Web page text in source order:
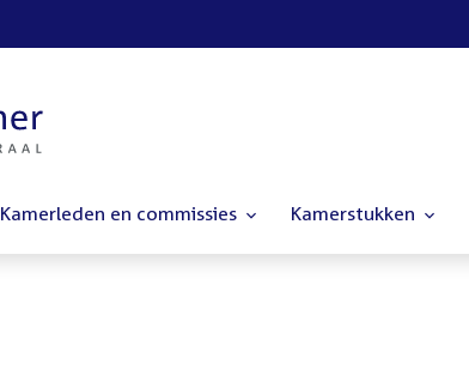
Kamerleden en commissies Kamerstukken